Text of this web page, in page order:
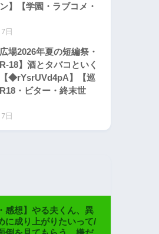
ン】【学園・ラブコメ・
日
場2026年夏の短編祭・
18】酒とタバコといく
◆rYsrUVd4pA】【巡
・ビター・終末世
日